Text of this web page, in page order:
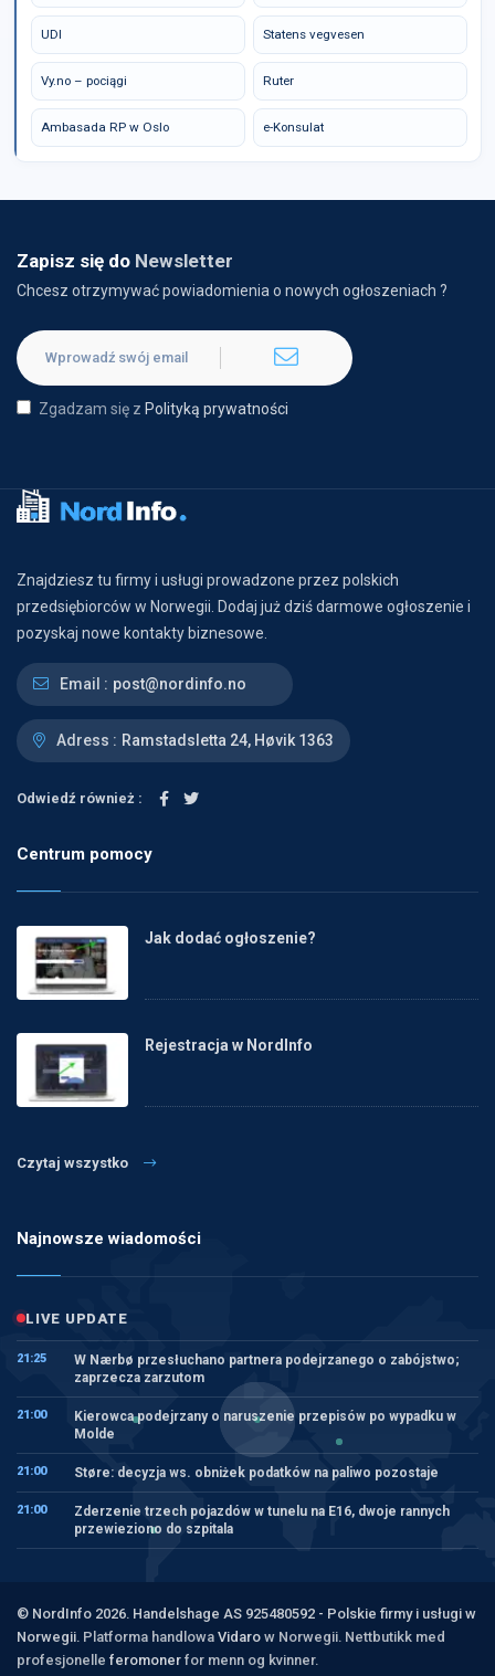
UDI Statens vegvesen
Vy.no – pociągi Ruter
Ambasada RP w Oslo e-Konsulat
Zapisz się do Newsletter
Chcesz otrzymywać powiadomienia o nowych ogłoszeniach ?
Zgadzam się z Polityką prywatności
Znajdziesz tu firmy i usługi prowadzone przez polskich
przedsiębiorców w Norwegii. Dodaj już dziś darmowe ogłoszenie i
pozyskaj nowe kontakty biznesowe.
Email : post@nordinfo.no
Adress : Ramstadsletta 24, Høvik 1363
Odwiedź również :
Centrum pomocy
Jak dodać ogłoszenie?
Rejestracja w NordInfo
Czytaj wszystko
Najnowsze wiadomości
LIVE UPDATE
21:25
W Nærbø przesłuchano partnera podejrzanego o zabójstwo;
zaprzecza zarzutom
21:00
Kierowca podejrzany o naruszenie przepisów po wypadku w
Molde
21:00 Støre: decyzja ws. obniżek podatków na paliwo pozostaje
21:00
Zderzenie trzech pojazdów w tunelu na E16, dwoje rannych
przewieziono do szpitala
© NordInfo 2026. Handelshage AS 925480592 - Polskie firmy i usługi w
Norwegii. Platforma handlowa Vidaro w Norwegii. Nettbutikk med
profesjonelle feromoner for menn og kvinner.